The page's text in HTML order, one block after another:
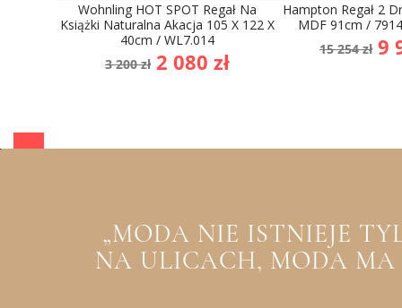
Wohnling HOT SPOT Regał Na
Książki Naturalna Akacja 105 X 122 X
40cm / WL7.014
Cena
podstawowa
3 200 zł Cena
2 080 zł
Hampton Regał 2
MDF 91cm /
Cena
15 254 zł 9
„MODA NIE ISTNIEJE
NA ULICACH, MODA MA